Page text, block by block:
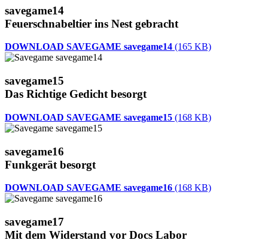
savegame14
Feuerschnabeltier ins Nest gebracht
DOWNLOAD SAVEGAME savegame14 (165 KB)
savegame15
Das Richtige Gedicht besorgt
DOWNLOAD SAVEGAME savegame15 (168 KB)
savegame16
Funkgerät besorgt
DOWNLOAD SAVEGAME savegame16 (168 KB)
savegame17
Mit dem Widerstand vor Docs Labor